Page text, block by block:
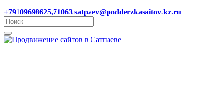
+79109698625,71063 satpaev@podderzkasaitov-kz.ru